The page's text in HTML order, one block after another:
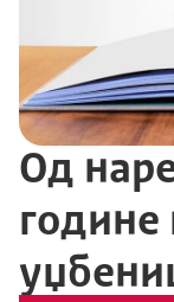
Од